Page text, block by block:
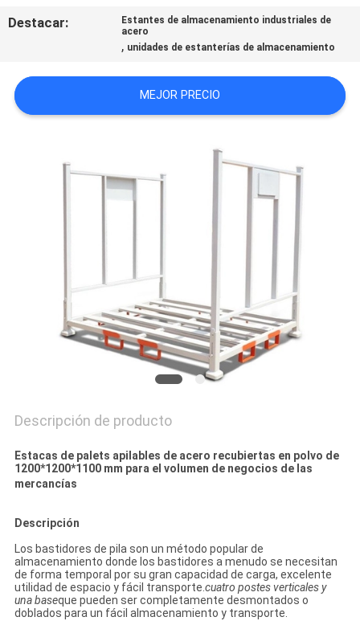
DEL
SITIO
PRIVACY
Destacar:
Estantes de almacenamiento industriales de
acero
, unidades de estanterías de almacenamiento
MEJOR PRECIO
Descripción de producto
Estacas de palets apilables de acero recubiertas en polvo de
1200*1200*1100 mm para el volumen de negocios de las
mercancías
Descripción
Los bastidores de pila son un método popular de
almacenamiento donde los bastidores a menudo se necesitan
de forma temporal por su gran capacidad de carga, excelente
utilidad de espacio y fácil transporte.cuatro postes verticales y
una baseque pueden ser completamente desmontados o
doblados para un fácil almacenamiento y transporte.